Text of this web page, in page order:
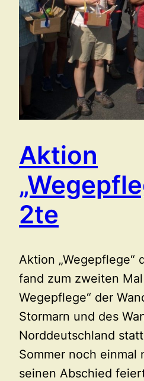
Aktion
2te
Aktion „Wegepflege“
fand zum zweiten
Wegepflege“ der
Stormarn und des
Norddeutschland
Sommer noch einmal
seinen Abschied